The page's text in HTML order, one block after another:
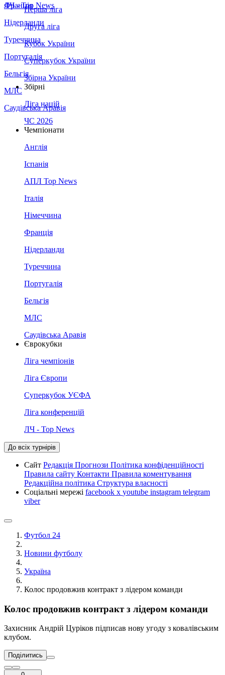
Франція
Нідерланди
Туреччина
Португалія
Бельгія
МЛС
Саудівська Аравія
ЛЧ - Top News
Перша ліга
Друга ліга
Кубок України
Суперкубок України
Збірна України
Збірні
Ліга націй
ЧС 2026
Чемпіонати
Англія
Іспанія
АПЛ Top News
Італія
Німеччина
Франція
Нідерланди
Туреччина
Португалія
Бельгія
МЛС
Саудівська Аравія
Єврокубки
Ліга чемпіонів
Ліга Європи
Суперкубок УЄФА
Ліга конференцій
ЛЧ - Top News
До всіх турнірів
Сайт Редакція Прогнози Політика конфіденційності
Правила сайту Контакти Правила коментування
Редакційна політика Структура власності
Соціальні мережі facebook x youtube instagram telegram
viber
Футбол 24
Новини футболу
Україна
Колос продовжив контракт з лідером команди
Колос продовжив контракт з лідером команди
Захисник Андрій Цуріков підписав нову угоду з ковалівським
клубом.
Поділитись